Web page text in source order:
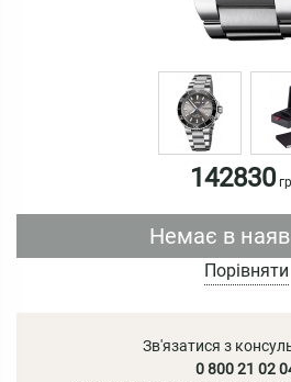
142830
Немає в
Порівняти
Зв'язатися з
0 800 21 02